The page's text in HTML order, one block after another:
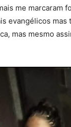
me marcaram
evangélicos mas
mas mesmo